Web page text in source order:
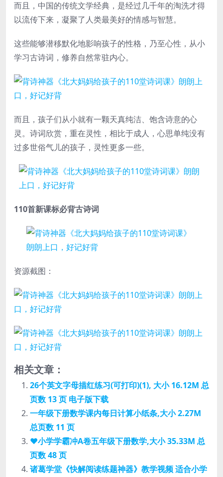
而且，中国的传统文学经典，是经过几千年的淘洗才得
以流传下来，凝聚了人类最美好的情感与智慧。
这些能够潜移默化地影响孩子的性格，乃至心性，从小
学习古诗词，修养自然常驻内心。
而且，孩子们从小就有一颗天真纯洁、饱含诗意的心
灵。诗词欣赏，重在灵性，相比于成人，心思单纯没有
过多世俗气儿的孩子，灵性更多一些。
110首新课标必背古诗词
资源截图：
相关文章：
26个英文字母描红练习(可打印)(1), 大小 16.12M 总
页数 13 页 电子版下载
一年级下册数学课内每日计算小纸条,大小 2.27M
总页数 11 页
❤小学学霸冲A卷五年级下册数学,大小 35.33M 总
页数 48 页
诸葛学堂《快解阅读练题神器》教学视频 适合小学